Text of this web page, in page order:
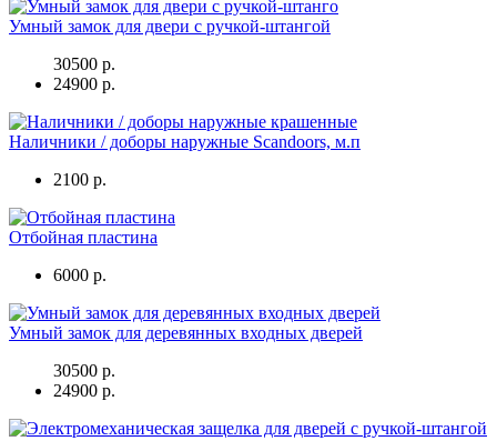
Умный замок для двери с ручкой-штангой
30500 р.
24900 р.
Наличники / доборы наружные Scandoors, м.п
2100 р.
Отбойная пластина
6000 р.
Умный замок для деревянных входных дверей
30500 р.
24900 р.